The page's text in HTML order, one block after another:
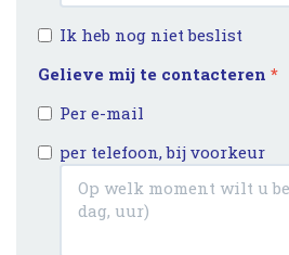
Ik heb nog niet beslist
Gelieve mij te contacteren *
Per e-mail
per telefoon, bij voorkeur